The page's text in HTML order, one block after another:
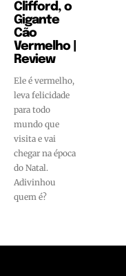
Clifford, o
Gigante
Cão
Vermelho |
Review
Ele é vermelho,
leva felicidade
para todo
mundo que
visita e vai
chegar na época
do Natal.
Adivinhou
quem é?